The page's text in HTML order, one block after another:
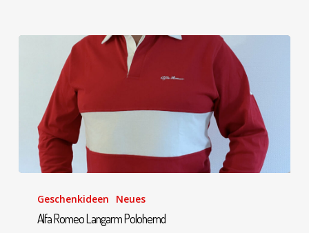
Geschenkideen Neues
Alfa Romeo Langarm Polohemd